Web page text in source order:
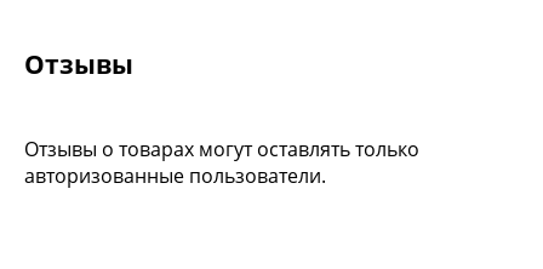
Отзывы
Отзывы о товарах могут оставлять только
авторизованные пользователи.